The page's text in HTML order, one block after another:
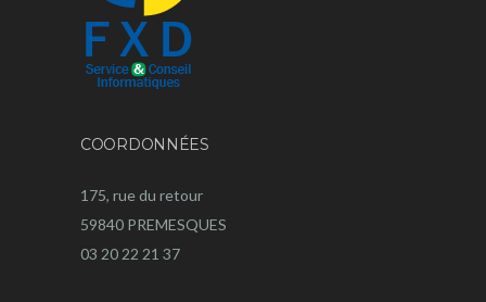
COORDONNÉES
175, rue du retour
59840 PREMESQUES
03 20 22 21 37